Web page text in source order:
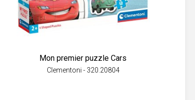
Mon premier puzzle Cars
Clementoni - 320.20804